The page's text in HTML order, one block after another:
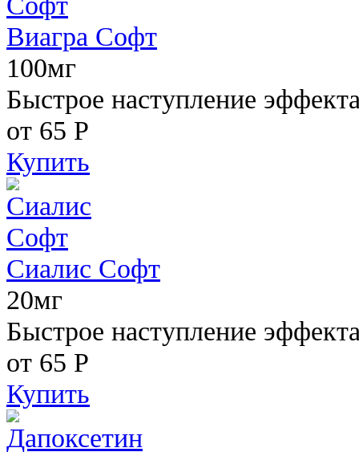
Виагра Софт
100мг
Быстрое наступление
от 65 Р
Купить
Сиалис Софт
20мг
Быстрое наступление
от 65 Р
Купить